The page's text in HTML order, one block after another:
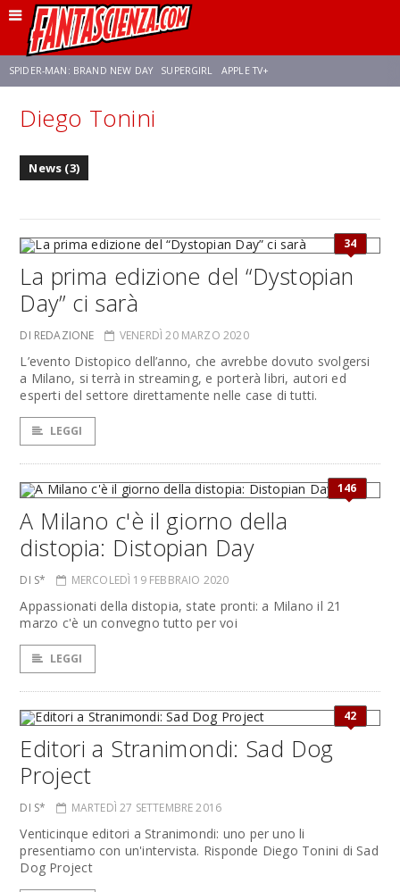
SPIDER-MAN: BRAND NEW DAY SUPERGIRL APPLE TV+
FRANCO RICCIARDIELLO ZENDAYA
Diego Tonini
News (3)
34
La prima edizione del “Dystopian
Day” ci sarà
DI REDAZIONE VENERDÌ 20 MARZO 2020
L’evento Distopico dell’anno, che avrebbe dovuto svolgersi
a Milano, si terrà in streaming, e porterà libri, autori ed
esperti del settore direttamente nelle case di tutti.
LEGGI
146
A Milano c'è il giorno della
distopia: Distopian Day
DI S* MERCOLEDÌ 19 FEBBRAIO 2020
Appassionati della distopia, state pronti: a Milano il 21
marzo c'è un convegno tutto per voi
LEGGI
42
Editori a Stranimondi: Sad Dog
Project
DI S* MARTEDÌ 27 SETTEMBRE 2016
Venticinque editori a Stranimondi: uno per uno li
presentiamo con un'intervista. Risponde Diego Tonini di Sad
Dog Project